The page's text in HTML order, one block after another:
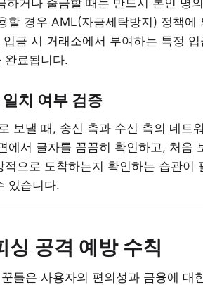
하거나 출금할 때는 반드시 본인 명
할 경우 AML(자금세탁방지) 정책에
금 시 거래소에서 부여하는 특정
완료됩니다.
치 여부 검증
보낼 때, 송신 측과 수신 측의 네트
에서 글자를 꼼꼼히 확인하고, 처음
으로 도착하는지 확인하는 습관이
있습니다.
싱 공격 예방 수칙
들은 사용자의 편의성과 금융에 대